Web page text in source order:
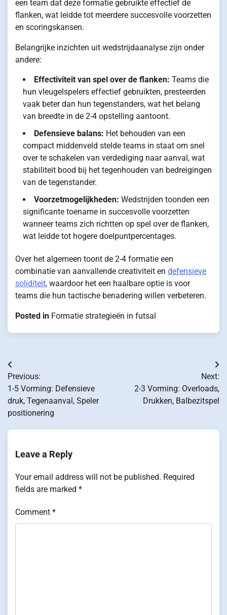
een team dat deze formatie gebruikte effectief de
flanken, wat leidde tot meerdere succesvolle voorzetten
en scoringskansen.
Belangrijke inzichten uit wedstrijdaanalyse zijn onder
andere:
Effectiviteit van spel over de flanken: Teams die
hun vleugelspelers effectief gebruikten, presteerden
vaak beter dan hun tegenstanders, wat het belang
van breedte in de 2-4 opstelling aantoont.
Defensieve balans: Het behouden van een
compact middenveld stelde teams in staat om snel
over te schakelen van verdediging naar aanval, wat
stabiliteit bood bij het tegenhouden van bedreigingen
van de tegenstander.
Voorzetmogelijkheden: Wedstrijden toonden een
significante toename in succesvolle voorzetten
wanneer teams zich richtten op spel over de flanken,
wat leidde tot hogere doelpuntpercentages.
Over het algemeen toont de 2-4 formatie een
combinatie van aanvallende creativiteit en defensieve
soliditeit, waardoor het een haalbare optie is voor
teams die hun tactische benadering willen verbeteren.
Posted in Formatie strategieën in futsal
Post
navigation
Previous:
1-5 Vorming: Defensieve
druk, Tegenaanval, Speler
positionering
Next:
2-3 Vorming: Overloads,
Drukken, Balbezitspel
Leave a Reply
Your email address will not be published. Required
fields are marked *
Comment *